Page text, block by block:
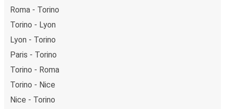
Roma - Torino
Torino - Lyon
Lyon - Torino
Paris - Torino
Torino - Roma
Torino - Nice
Nice - Torino